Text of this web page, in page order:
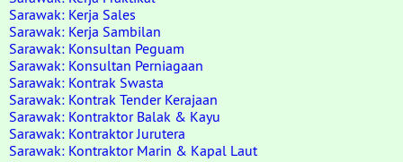
Sarawak: Kerja Sales
Sarawak: Kerja Sambilan
Sarawak: Konsultan Peguam
Sarawak: Konsultan Perniagaan
Sarawak: Kontrak Swasta
Sarawak: Kontrak Tender Kerajaan
Sarawak: Kontraktor Balak & Kayu
Sarawak: Kontraktor Jurutera
Sarawak: Kontraktor Marin & Kapal Laut